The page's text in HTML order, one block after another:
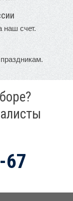
наш счет.
67